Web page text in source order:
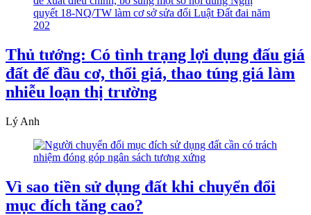
Thủ tướng: Có tình trạng lợi dụng đấu giá
đất để đầu cơ, thổi giá, thao túng giá làm
nhiễu loạn thị trường
Lý Anh
Vì sao tiền sử dụng đất khi chuyển đổi
mục đích tăng cao?